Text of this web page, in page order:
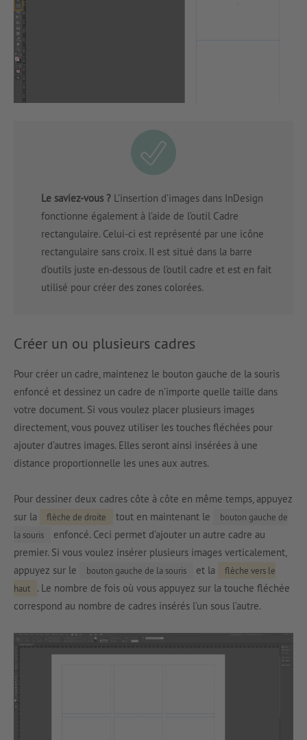
Le saviez-vous ? L’insertion d’images dans InDesign
fonctionne également à l’aide de l’outil Cadre
rectangulaire. Celui-ci est représenté par une icône
rectangulaire sans croix. Il est situé dans la barre
d’outils juste en-dessous de l’outil cadre et est en fait
utilisé pour créer des zones colorées.
Créer un ou plusieurs cadres
Pour créer un cadre, maintenez le bouton gauche de la souris
enfoncé et dessinez un cadre de n’importe quelle taille dans
votre document. Si vous voulez placer plusieurs images
directement, vous pouvez utiliser les touches fléchées pour
ajouter d’autres images. Elles seront ainsi insérées à une
distance proportionnelle les unes aux autres.
Pour dessiner deux cadres côte à côte en même temps, appuyez
sur la
flèche de droite tout en maintenant le
bouton gauche de
la souris
enfoncé. Ceci permet d’ajouter un autre cadre au
premier. Si vous voulez insérer plusieurs images verticalement,
appuyez sur le
bouton gauche de la souris et la
flèche vers le
haut
. Le nombre de fois où vous appuyez sur la touche fléchée
correspond au nombre de cadres insérés l’un sous l’autre.